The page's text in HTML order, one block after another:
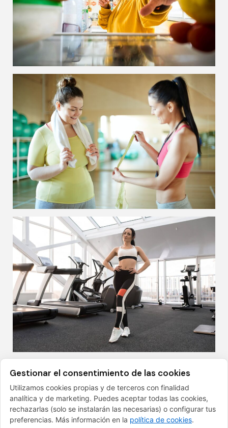
FINANCIADO POR LA UNIÓN EUROPEA CON EL
PROGRAMA KIT DIGITAL POR LOS FONDOS NEXT
GENERATION (EU) DEL MECANISMO DE
Gestionar el consentimiento de las cookies
Utilizamos cookies propias y de terceros con finalidad
analítica y de marketing. Puedes aceptar todas las cookies,
rechazarlas (solo se instalarán las necesarias) o configurar tus
preferencias. Más información en la política de cookies.